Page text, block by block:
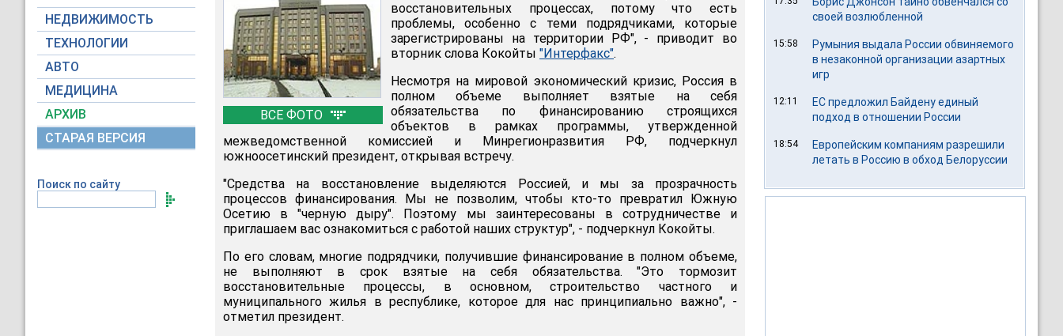
НЕДВИЖИМОСТЬ
ТЕХНОЛОГИИ
АВТО
МЕДИЦИНА
АРХИВ
СТАРАЯ ВЕРСИЯ
Поиск по сайту
ВСЕ ФОТО
восстановительных процессах, потому что есть
проблемы, особенно с теми подрядчиками, которые
зарегистрированы на территории РФ", - приводит во
вторник слова Кокойты "Интерфакс".
Несмотря на мировой экономический кризис, Россия в
полном объеме выполняет взятые на себя
обязательства по финансированию строящихся
объектов в рамках программы, утвержденной
межведомственной комиссией и Минрегионразвития РФ, подчеркнул
южноосетинский президент, открывая встречу.
"Средства на восстановление выделяются Россией, и мы за прозрачность
процессов финансирования. Мы не позволим, чтобы кто-то превратил Южную
Осетию в "черную дыру". Поэтому мы заинтересованы в сотрудничестве и
приглашаем вас ознакомиться с работой наших структур", - подчеркнул Кокойты.
По его словам, многие подрядчики, получившие финансирование в полном объеме,
не выполняют в срок взятые на себя обязательства. "Это тормозит
восстановительные процессы, в основном, строительство частного и
муниципального жилья в республике, которое для нас принципиально важно", -
отметил президент.
своей возлюбленной
15:58
Румыния выдала России обвиняемого
в незаконной организации азартных
игр
12:11
ЕС предложил Байдену единый
подход в отношении России
18:54
Европейским компаниям разрешили
летать в Россию в обход Белоруссии